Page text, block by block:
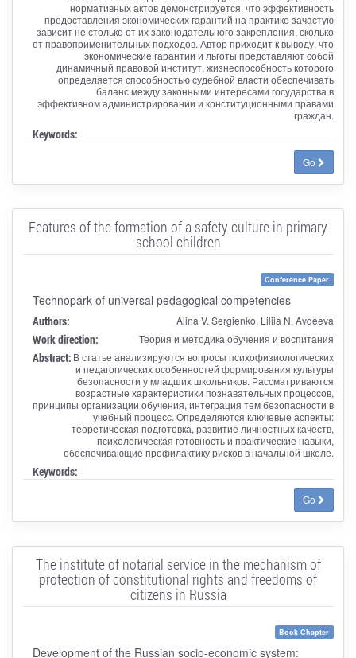
нормативных актов демонстрируется, что эффективность
предоставления экономических гарантий на практике зачастую
зависит не столько от их законодательного закрепления, сколько
от правоприменительных подходов. Автор приходит к выводу, что
экономические гарантии и льготы представляют собой
динамичный правовой институт, жизнеспособность которого
определяется способностью судебной власти обеспечивать
баланс между законными интересами государства в
эффективном администрировании и конституционными правами
граждан.
Keywords:
Go
Features of the formation of a safety culture in primary
school children
Conference Paper
Technopark of universal pedagogical competencies
Authors: Alina V. Sergienko, Liliia N. Avdeeva
Work direction: Теория и методика обучения и воспитания
Abstract: В статье анализируются вопросы психофизиологических
и педагогических особенностей формирования культуры
безопасности у младших школьников. Рассматриваются
возрастные характеристики познавательных процессов,
принципы организации обучения, интеграция тем безопасности в
учебный процесс. Определяются ключевые аспекты:
теоретическая подготовка, развитие личностных качеств,
психологическая готовность и практические навыки,
обеспечивающие профилактику рисков в начальной школе.
Keywords:
Go
The institute of notarial service in the mechanism of
protection of constitutional rights and freedoms of
citizens in Russia
Book Chapter
Development of the Russian socio-economic system: